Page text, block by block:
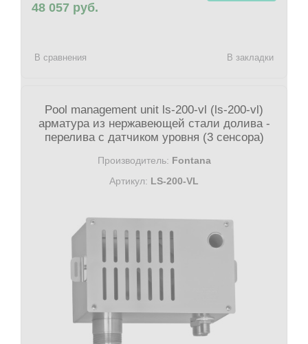
48 057 руб.
В сравнения В закладки
Pool management unit ls-200-vl (ls-200-vl)
арматура из нержавеющей стали долива -
перелива с датчиком уровня (3 сенсора)
Производитель: Fontana
Артикул: LS-200-VL